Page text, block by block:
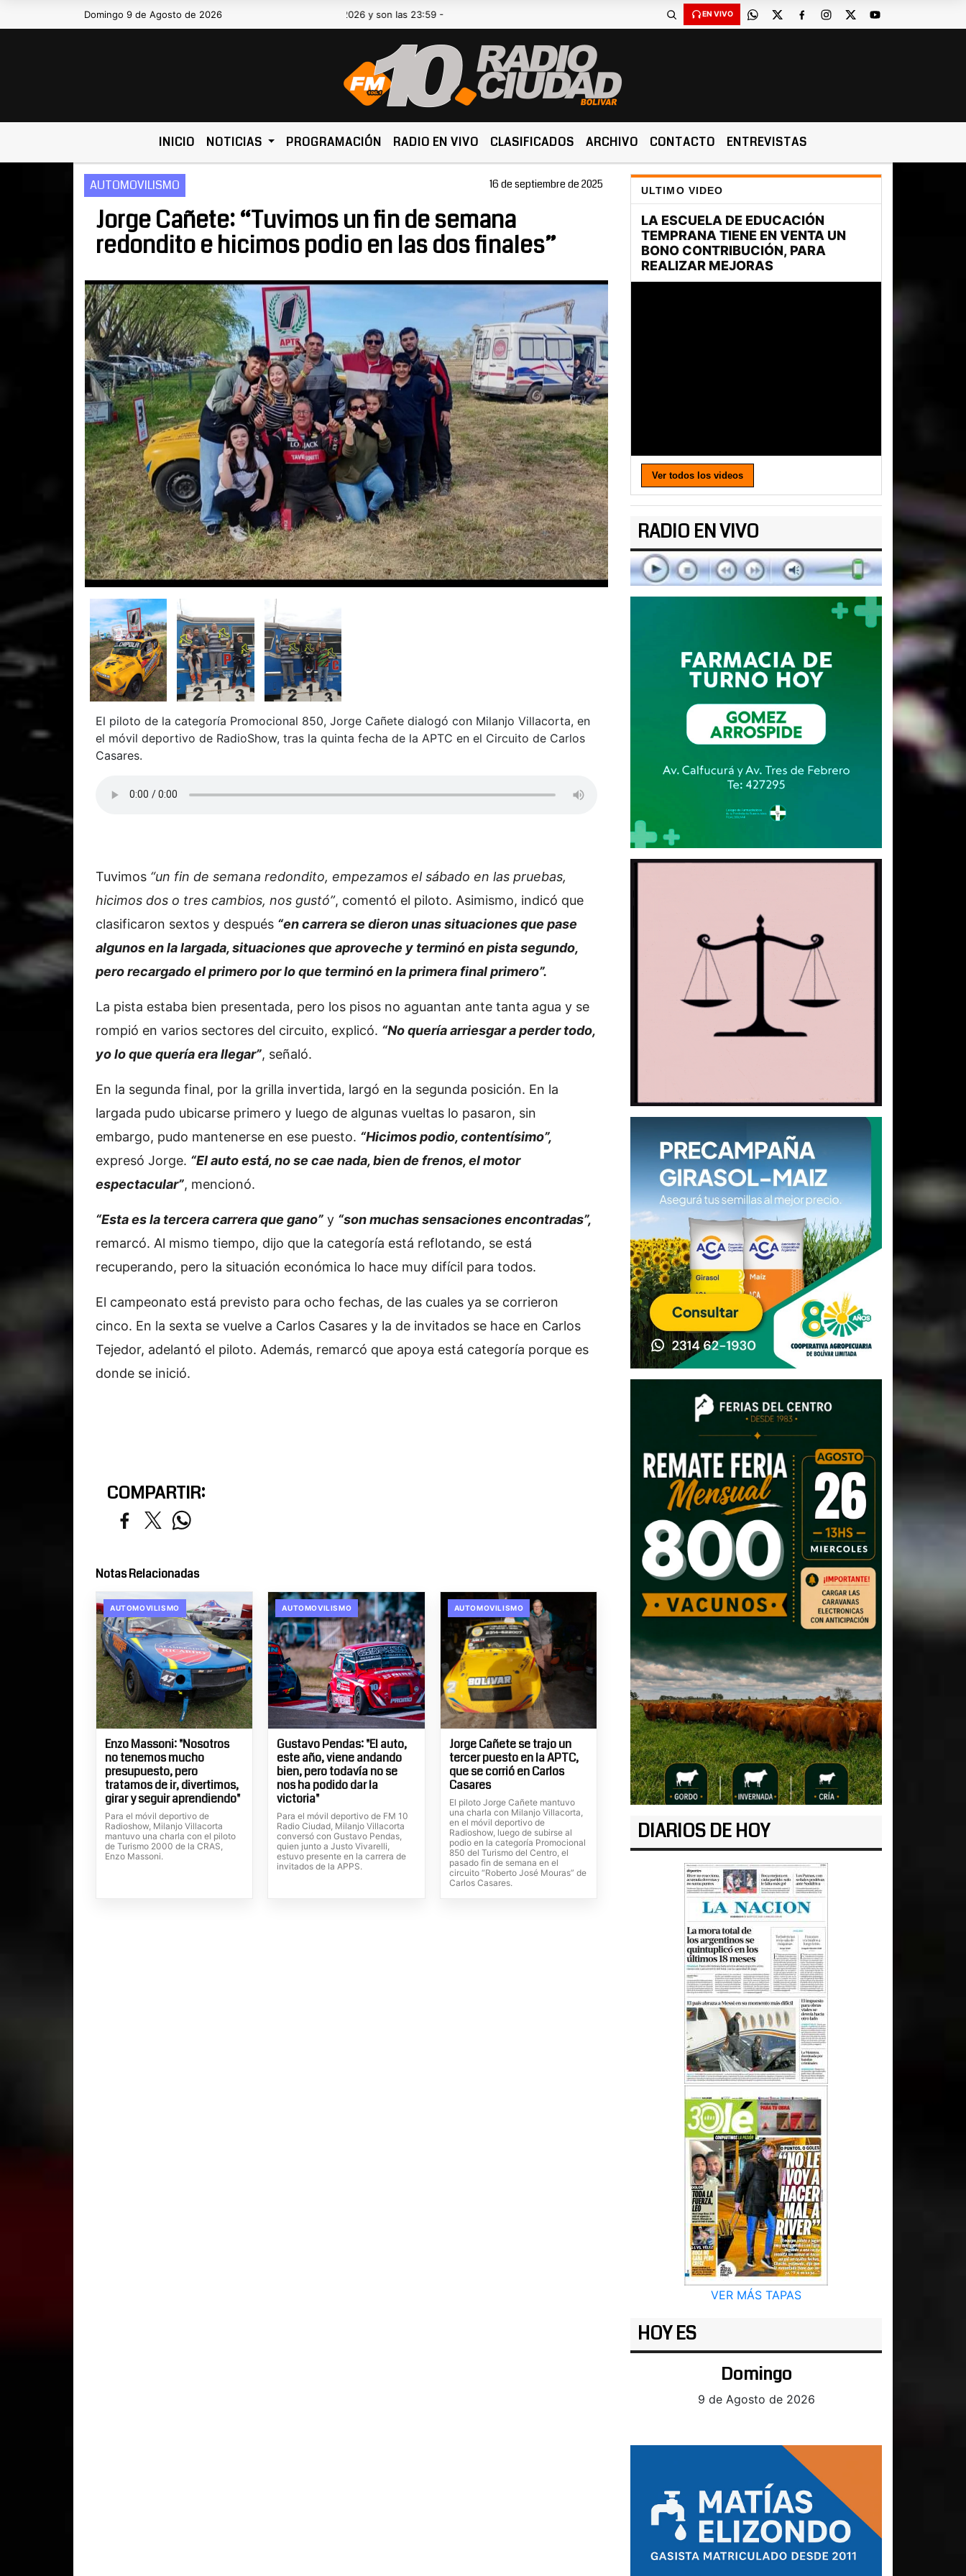
Domingo 9 de Agosto de 2026Hoy es Domingo 9 de Agosto de 2026 y son las 23:59 - EN VIVO
INICIO NOTICIAS PROGRAMACIÓN RADIO EN VIVO CLASIFICADOS ARCHIVO CONTACTO ENTREVISTAS
AUTOMOVILISMO 16 de septiembre de 2025
Jorge Cañete: “Tuvimos un fin de semana
redondito e hicimos podio en las dos finales”
El piloto de la categoría Promocional 850, Jorge Cañete dialogó con Milanjo Villacorta, en
el móvil deportivo de RadioShow, tras la quinta fecha de la APTC en el Circuito de Carlos
Casares.
Tuvimos “un fin de semana redondito, empezamos el sábado en las pruebas,
hicimos dos o tres cambios, nos gustó”, comentó el piloto. Asimismo, indicó que
clasificaron sextos y después “en carrera se dieron unas situaciones que pase
algunos en la largada, situaciones que aproveche y terminó en pista segundo,
pero recargado el primero por lo que terminó en la primera final primero”.
La pista estaba bien presentada, pero los pisos no aguantan ante tanta agua y se
rompió en varios sectores del circuito, explicó. “No quería arriesgar a perder todo,
yo lo que quería era llegar”, señaló.
En la segunda final, por la grilla invertida, largó en la segunda posición. En la
largada pudo ubicarse primero y luego de algunas vueltas lo pasaron, sin
embargo, pudo mantenerse en ese puesto. “Hicimos podio, contentísimo”,
expresó Jorge. “El auto está, no se cae nada, bien de frenos, el motor
espectacular”, mencionó.
“Esta es la tercera carrera que gano” y “son muchas sensaciones encontradas”,
remarcó. Al mismo tiempo, dijo que la categoría está reflotando, se está
recuperando, pero la situación económica lo hace muy difícil para todos.
El campeonato está previsto para ocho fechas, de las cuales ya se corrieron
cinco. En la sexta se vuelve a Carlos Casares y la de invitados se hace en Carlos
Tejedor, adelantó el piloto. Además, remarcó que apoya está categoría porque es
donde se inició.
COMPARTIR:
Notas Relacionadas
AUTOMOVILISMO
Enzo Massoni: "Nosotros
no tenemos mucho
presupuesto, pero
tratamos de ir, divertimos,
girar y seguir aprendiendo"
Para el móvil deportivo de
Radioshow, Milanjo Villacorta
mantuvo una charla con el piloto
de Turismo 2000 de la CRAS,
Enzo Massoni.
AUTOMOVILISMO
Gustavo Pendas: "El auto,
este año, viene andando
bien, pero todavía no se
nos ha podido dar la
victoria"
Para el móvil deportivo de FM 10
Radio Ciudad, Milanjo Villacorta
conversó con Gustavo Pendas,
quien junto a Justo Vivarelli,
estuvo presente en la carrera de
invitados de la APPS.
AUTOMOVILISMO
Jorge Cañete se trajo un
tercer puesto en la APTC,
que se corrió en Carlos
Casares
El piloto Jorge Cañete mantuvo
una charla con Milanjo Villacorta,
en el móvil deportivo de
Radioshow, luego de subirse al
podio en la categoría Promocional
850 del Turismo del Centro, el
pasado fin de semana en el
circuito “Roberto José Mouras” de
Carlos Casares.
ULTIMO VIDEO
Ver todos los videos
RADIO EN VIVO
DIARIOS DE HOY
VER MÁS TAPAS
HOY ES
Domingo
9 de Agosto de 2026